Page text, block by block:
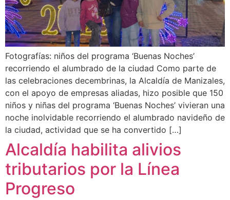
Fotografías: niños del programa ‘Buenas Noches’
recorriendo el alumbrado de la ciudad Como parte de
las celebraciones decembrinas, la Alcaldía de Manizales,
con el apoyo de empresas aliadas, hizo posible que 150
niños y niñas del programa ‘Buenas Noches’ vivieran una
noche inolvidable recorriendo el alumbrado navideño de
la ciudad, actividad que se ha convertido […]
Alcaldía habilita alivios
tributarios por la Línea
Progreso